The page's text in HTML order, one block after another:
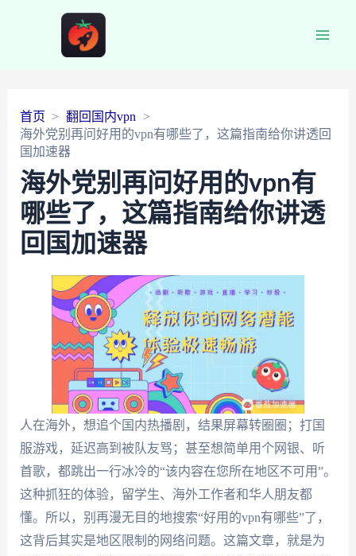
首页
翻回国内vpn
海外党别再问好用的vpn有哪些了，这篇指南给你讲透回
国加速器
海外党别再问好用的vpn有
哪些了，这篇指南给你讲透
回国加速器
人在海外，想追个国内热播剧，结果屏幕转圈圈；打国
服游戏，延迟高到被队友骂；甚至想简单用个网银、听
首歌，都跳出一行冰冷的“该内容在您所在地区不可用”。
这种抓狂的体验，留学生、海外工作者和华人朋友都
懂。所以，别再漫无目的地搜索“好用的vpn有哪些”了，
这背后其实是地区限制的网络问题。这篇文章，就是为